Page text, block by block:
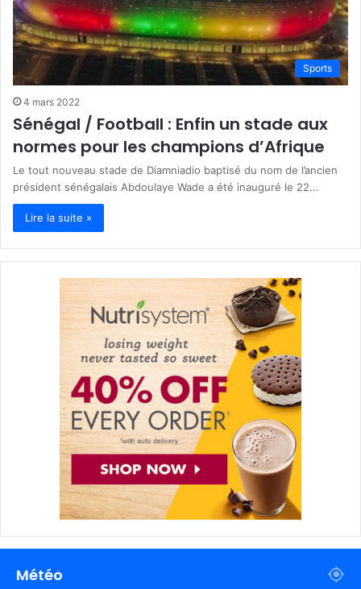
Sports
4 mars 2022
Sénégal / Football : Enfin un stade aux
normes pour les champions d’Afrique
Le tout nouveau stade de Diamniadio baptisé du nom de l’ancien
président sénégalais Abdoulaye Wade a été inauguré le 22…
Lire la suite »
Météo